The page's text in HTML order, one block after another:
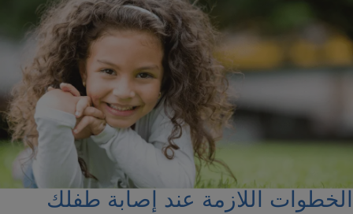
الخطوات اللازمة عند إصابة طفلك